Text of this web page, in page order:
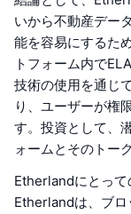
いから不動産デー
能を容易にするた
トフォーム内で
技術の使用を通じ
り、ユーザーが権
す。投資として、
ォームとそのトー
Etherlandにとって
Etherlandは、ブロ